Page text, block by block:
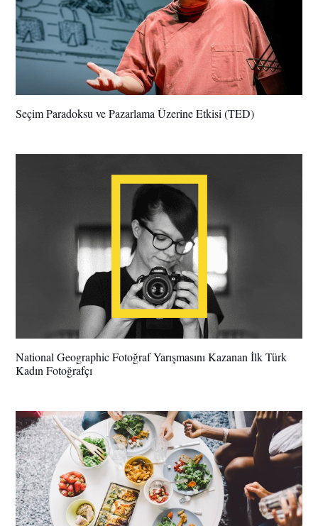
Seçim Paradoksu ve Pazarlama Üzerine Etkisi (TED)
National Geographic Fotoğraf Yarışmasını Kazanan İlk Türk
Kadın Fotoğrafçı